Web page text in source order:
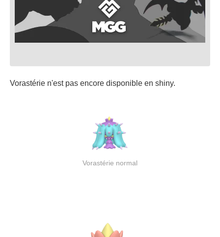
Vorastérie n'est pas encore disponible en shiny.
Vorastérie normal